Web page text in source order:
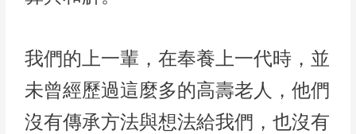
我們的上一輩，在奉養上一代時，並
未曾經歷過這麼多的高壽老人，他們
沒有傳承方法與想法給我們，也沒有